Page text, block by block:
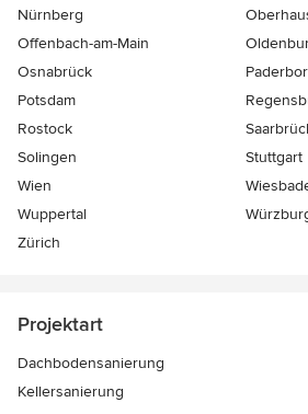
Nürnberg
Offenbach-am-Main
Osnabrück
Potsdam
Rostock
Solingen
Stuttgart
Wien
Wuppertal
Zürich
Projektart
Dachbodensanierung
Kellersanierung